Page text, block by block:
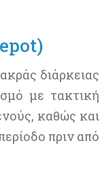
διάρκειας
με τακτική
καθώς και
πριν από